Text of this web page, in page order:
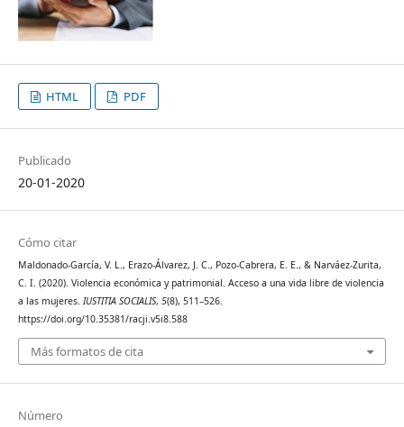
HTML PDF
Publicado
20-01-2020
Cómo citar
Maldonado-García, V. L., Erazo-Álvarez, J. C., Pozo-Cabrera, E. E., & Narváez-Zurita,
C. I. (2020). Violencia económica y patrimonial. Acceso a una vida libre de violencia
a las mujeres. IUSTITIA SOCIALIS, 5(8), 511–526.
https://doi.org/10.35381/racji.v5i8.588
Más formatos de cita
Número